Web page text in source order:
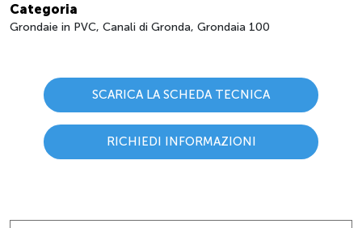
Categoria
Grondaie in PVC, Canali di Gronda, Grondaia 100
SCARICA LA SCHEDA TECNICA
RICHIEDI INFORMAZIONI